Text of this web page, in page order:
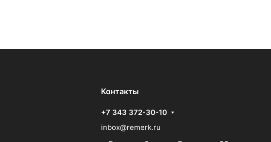
Контакты
+7 343 372-30-10
inbox@remerk.ru